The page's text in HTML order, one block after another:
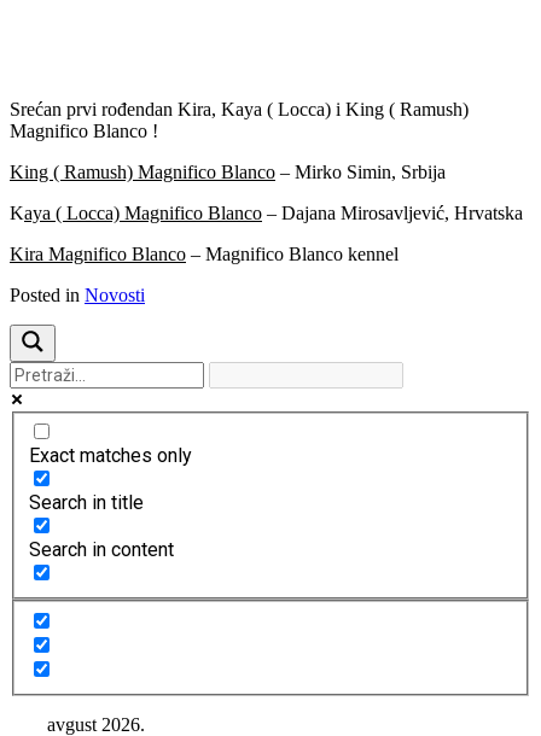
Srećan prvi rođendan Kira, Kaya ( Locca) i King ( Ramush)
Magnifico Blanco !
King ( Ramush) Magnifico Blanco – Mirko Simin, Srbija
Kaya ( Locca) Magnifico Blanco – Dajana Mirosavljević, Hrvatska
Kira Magnifico Blanco – Magnifico Blanco kennel
Posted in Novosti
Exact matches only
Search in title
Search in content
avgust 2026.